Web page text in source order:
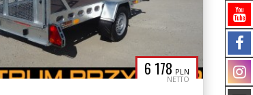
6 178 PLN
NETTO